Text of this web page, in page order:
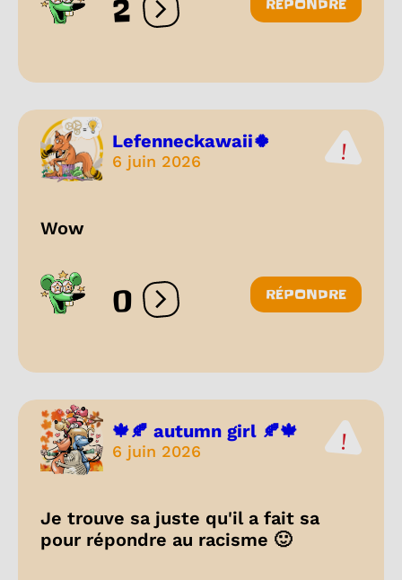
2 Ouvrir les réactions
RÉPONDRE
Lefenneckawaii🍀
6 juin 2026
Wow
0 Ouvrir les réactions
RÉPONDRE
🍁🍂 autumn girl 🍂🍁
6 juin 2026
Je trouve sa juste qu'il a fait sa
pour répondre au racisme 🙂